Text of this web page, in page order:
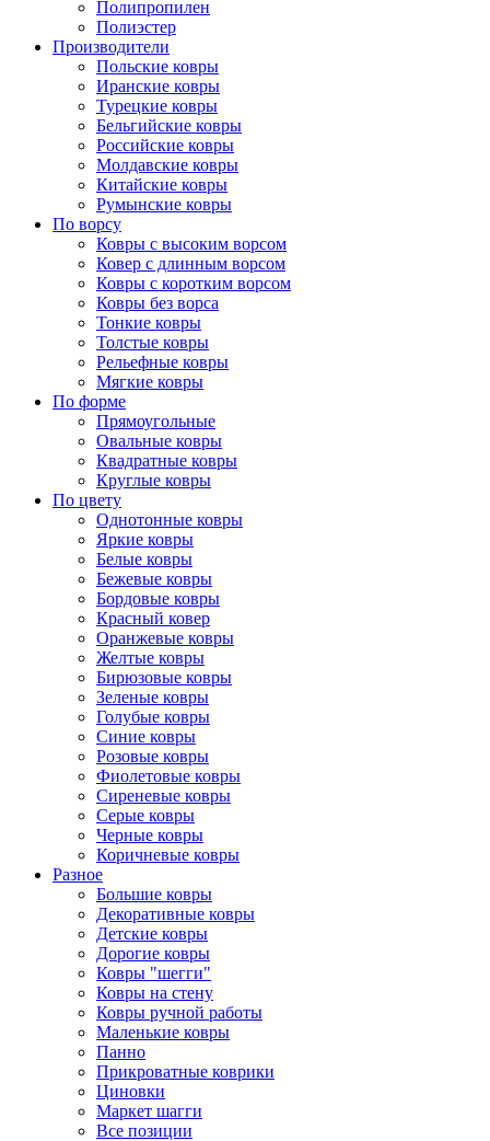
Полипропилен
Полиэстер
Производители
Польские ковры
Иранские ковры
Турецкие ковры
Бельгийские ковры
Российские ковры
Молдавские ковры
Китайские ковры
Румынские ковры
По ворсу
Ковры с высоким ворсом
Ковер с длинным ворсом
Ковры с коротким ворсом
Ковры без ворса
Тонкие ковры
Толстые ковры
Рельефные ковры
Мягкие ковры
По форме
Прямоугольные
Овальные ковры
Квадратные ковры
Круглые ковры
По цвету
Однотонные ковры
Яркие ковры
Белые ковры
Бежевые ковры
Бордовые ковры
Красный ковер
Оранжевые ковры
Желтые ковры
Бирюзовые ковры
Зеленые ковры
Голубые ковры
Синие ковры
Розовые ковры
Фиолетовые ковры
Сиреневые ковры
Серые ковры
Черные ковры
Коричневые ковры
Разное
Большие ковры
Декоративные ковры
Детские ковры
Дорогие ковры
Ковры "шегги"
Ковры на стену
Ковры ручной работы
Маленькие ковры
Панно
Прикроватные коврики
Циновки
Маркет шагги
Все позиции